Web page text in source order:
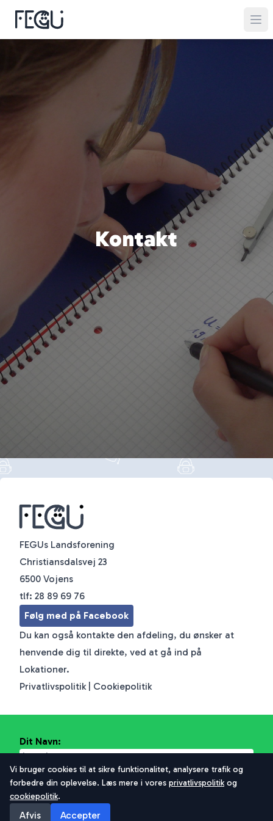
Kontakt
FEGUs Landsforening
Christiansdalsvej 23
6500 Vojens
tlf: 28 89 69 76
Følg med på Facebook
Du kan også kontakte den afdeling, du ønsker at
henvende dig til direkte, ved at gå ind på
Lokationer.
Privatlivspolitik| Cookiepolitik
Dit Navn:
Dit Email:
Besked
Vi bruger cookies til at sikre funktionalitet, analysere trafik og
forbedre din oplevelse. Læs mere i vores privatlivspolitikog
cookiepolitik.
Afvis Accepter